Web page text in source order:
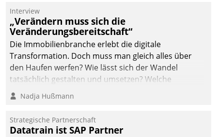
Interview
„Verändern muss sich die
Veränderungsbereitschaft“
Die Immobilienbranche erlebt die digitale
Transformation. Doch muss man gleich alles über
den Haufen werfen? Wie lässt sich der Wandel
tatsächlich gestalten und umsetzen? Welche
Argumente zählen wirklich?
Nadja Hußmann
Strategische Partnerschaft
Datatrain ist SAP Partner